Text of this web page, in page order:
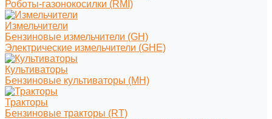
Роботы-газонокосилки (RMI)
Измельчители
Бензиновые измельчители (GH)
Электрические измельчители (GHE)
Культиваторы
Бензиновые культиваторы (MH)
Тракторы
Бензиновые тракторы (RT)